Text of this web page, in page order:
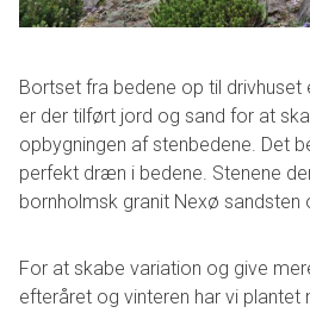
Bortset fra bedene op til drivhuset
er der tilført jord og sand for at
opbygningen af stenbedene. Det
perfekt dræn i bedene. Stenene
bornholmsk granit Nexø sandsten
For at skabe variation og give
efteråret og vinteren har vi